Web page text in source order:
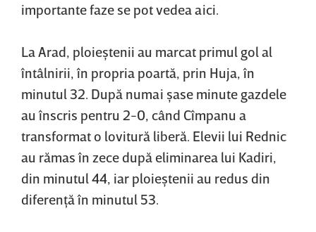
importante faze se pot vedea aici.
La Arad, ploieştenii au marcat primul gol al
întâlnirii, în propria poartă, prin Huja, în
minutul 32. După numai şase minute gazdele
au înscris pentru 2-0, când Cîmpanu a
transformat o lovitură liberă. Elevii lui Rednic
au rămas în zece după eliminarea lui Kadiri,
din minutul 44, iar ploieştenii au redus din
diferenţă în minutul 53.